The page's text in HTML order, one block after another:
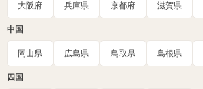
大阪府 兵庫県 京都府 滋賀県
中国
岡山県 広島県 鳥取県 島根県
四国